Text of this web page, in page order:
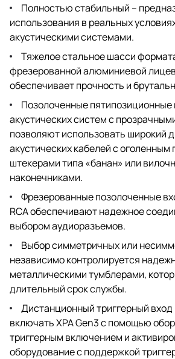
Полностью стабильный –
использования в реальных
акустическими системами.
Тяжелое стальное шасси
фрезерованной алюминиевой
обеспечивает прочность и
Позолоченные
акустических систем с
позволяют использовать широкий
акустических кабелей с оголенным
штекерами типа «банан» или
наконечниками.
Фрезерованные позолоченные
RCA обеспечивают надежное
выбором аудиоразъемов.
Выбор симметричных или
независимо контролируется
металлическими тумблерами,
длительный срок службы.
Дистанционный триггерный
включать XPA Gen3 с помощью
триггерным включением и
оборудование с поддержкой